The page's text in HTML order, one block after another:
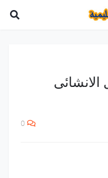
0